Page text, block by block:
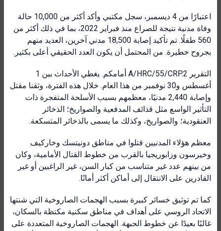
اعتبارًا من 4 ديسمبر، سجل مكتبي وأكد أكثر من 10,000 حالة
وفاة مدنية نتيجة للصراع منذ فبراير 2022، بما في ذلك أكثر من
560 طفلًا. تم تأكيد إصابة 18,500 مدني آخرين، العديد منهم
بجروح خطيرة. من المحتمل أن يكون العدد الحقيقي أعلى بكثير.
التقرير A/HRC/55/CRP.2 أمامكم. يغطي الأحداث بين 1
أغسطس و30 نوفمبر من هذا العام. خلال هذه الفترة، وثقنا مقتل
وإصابة 2,440 مدنيًا، معظمهم بسبب الأسلحة المتفجرة ذات
التأثير الواسع مثل قذائف المدفعية والصواريخ؛ الذخائر
العنقودية؛ والصواريخ، وكذلك ما يسمى بالذخائر المتسكعة.
معظم هؤلاء المدنيين قتلوا في مناطق دونيتسك وخاركيف
وخيرسون وزابوريجيا بالقرب من خطوط القتال الأمامية، وكان
من بينهم عدد غير متناسب من كبار السن، غير الراغبين أو غير
القادرين على الانتقال إلى أماكن أكثر أمانًا.
كما تم توثيق خسائر كبيرة بسبب الهجمات الصاروخية التي شنتها
الاتحاد الروسي على أهداف في مناطق سكنية مكتظة بالسكان،
غالبًا بعيدًا عن خطوط الجبهة. الهجمات الصاروخية المتعددة على